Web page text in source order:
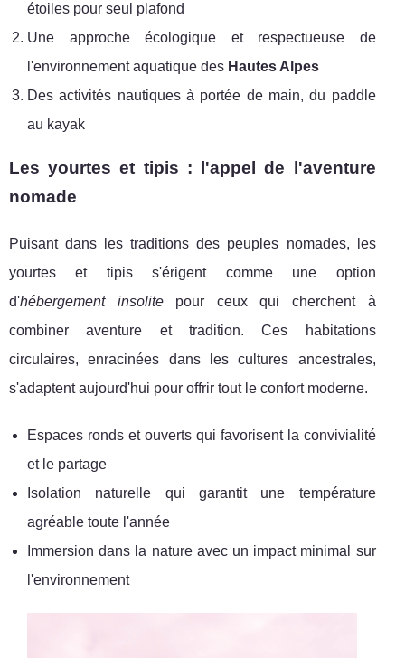
étoiles pour seul plafond
Une approche écologique et respectueuse de
l'environnement aquatique des Hautes Alpes
Des activités nautiques à portée de main, du paddle
au kayak
Les yourtes et tipis : l'appel de l'aventure
nomade
Puisant dans les traditions des peuples nomades, les
yourtes et tipis s'érigent comme une option
d'hébergement insolitepour ceux qui cherchent à
combiner aventure et tradition. Ces habitations
circulaires, enracinées dans les cultures ancestrales,
s'adaptent aujourd'hui pour offrir tout le confort moderne.
Espaces ronds et ouverts qui favorisent la convivialité
et le partage
Isolation naturelle qui garantit une température
agréable toute l'année
Immersion dans la nature avec un impact minimal sur
l'environnement